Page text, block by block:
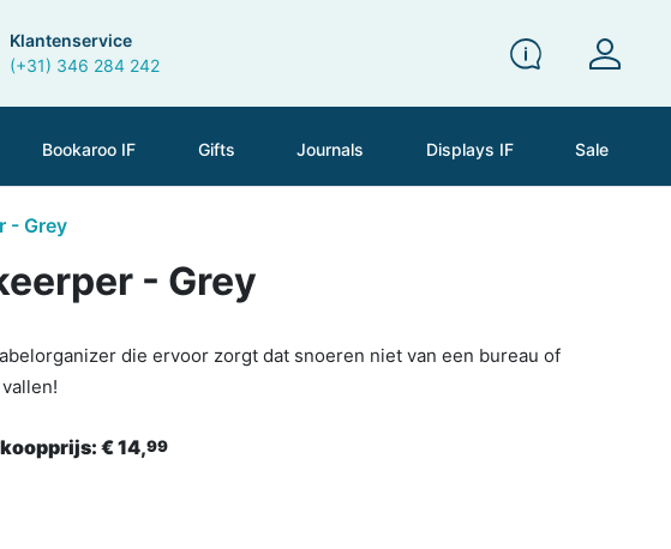
Klantenservice
(+31) 346 284 242
Bookaroo IF Gifts Journals Displays IF Sale
- Grey
- Grey
die ervoor zorgt dat snoeren niet van een bureau of
€ 14,99